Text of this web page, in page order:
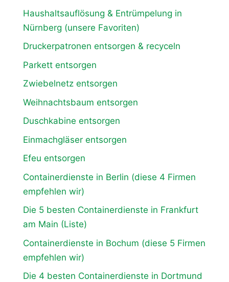
Haushaltsauflösung & Entrümpelung in
Nürnberg (unsere Favoriten)
Druckerpatronen entsorgen & recyceln
Parkett entsorgen
Zwiebelnetz entsorgen
Weihnachtsbaum entsorgen
Duschkabine entsorgen
Einmachgläser entsorgen
Efeu entsorgen
Containerdienste in Berlin (diese 4 Firmen
empfehlen wir)
Die 5 besten Containerdienste in Frankfurt
am Main (Liste)
Containerdienste in Bochum (diese 5 Firmen
empfehlen wir)
Die 4 besten Containerdienste in Dortmund